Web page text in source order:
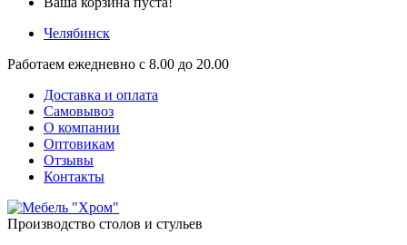
Челябинск
Работаем ежедневно с 8.00 до 20.00
Доставка и оплата
Самовывоз
О компании
Оптовикам
Отзывы
Контакты
Производство столов и стульев